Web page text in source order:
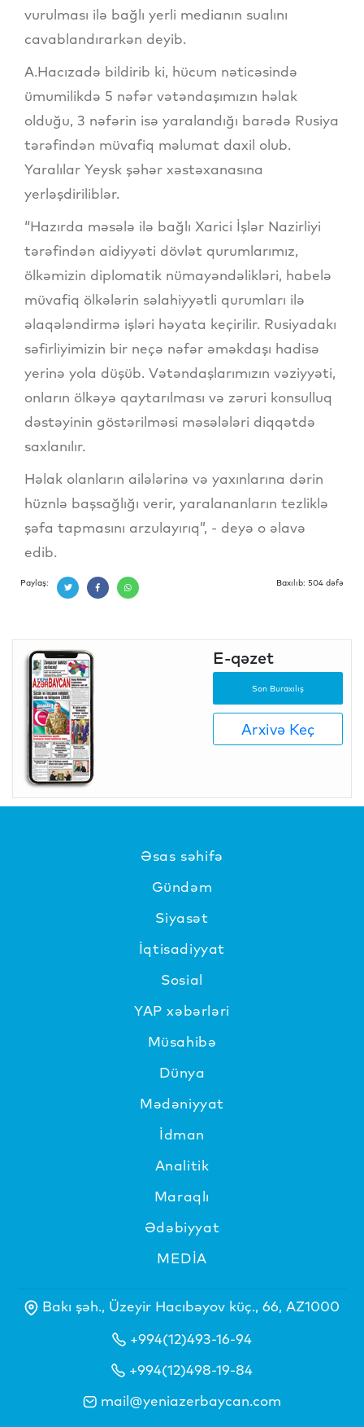
vurulması ilə bağlı yerli medianın sualını
cavablandırarkən deyib.
A.Hacızadə bildirib ki, hücum nəticəsində
ümumilikdə 5 nəfər vətəndaşımızın həlak
olduğu, 3 nəfərin isə yaralandığı barədə Rusiya
tərəfindən müvafiq məlumat daxil olub.
Yaralılar Yeysk şəhər xəstəxanasına
yerləşdiriliblər.
“Hazırda məsələ ilə bağlı Xarici İşlər Nazirliyi
tərəfindən aidiyyəti dövlət qurumlarımız,
ölkəmizin diplomatik nümayəndəlikləri, habelə
müvafiq ölkələrin səlahiyyətli qurumları ilə
əlaqələndirmə işləri həyata keçirilir. Rusiyadakı
səfirliyimizin bir neçə nəfər əməkdaşı hadisə
yerinə yola düşüb. Vətəndaşlarımızın vəziyyəti,
onların ölkəyə qaytarılması və zəruri konsulluq
dəstəyinin göstərilməsi məsələləri diqqətdə
saxlanılır.
Həlak olanların ailələrinə və yaxınlarına dərin
hüznlə başsağlığı verir, yaralananların tezliklə
şəfa tapmasını arzulayırıq”, - deyə o əlavə
edib.
Paylaş: Baxılıb: 504 dəfə
E-qəzet
Son Buraxılış
Arxivə Keç
Əsas səhifə
Gündəm
Siyasət
İqtisadiyyat
Sosial
YAP xəbərləri
Müsahibə
Dünya
Mədəniyyat
İdman
Analitik
Maraqlı
Ədəbiyyat
MEDİA
Bakı şəh., Üzeyir Hacıbəyov küç., 66, AZ1000
+994(12)493-16-94
+994(12)498-19-84
mail@yeniazerbaycan.com